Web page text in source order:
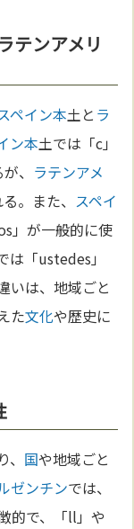
テンアメリ
ペイン本土と ラ
ン本土では「c」
、 ラテンアメ
。また、 スペイ
」が一般的に使
は「ustedes」
いは、地域ごと
た文化や歴史に
国や地域ごと
ゼンチンでは、
的で、「ll」や